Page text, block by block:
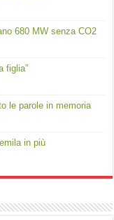
680 MW senza CO2
figlia”
le parole in memoria
in più